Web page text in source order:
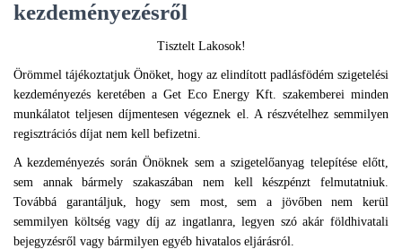
kezdeményezésről
Tisztelt Lakosok!
Örömmel tájékoztatjuk Önöket, hogy az elindított padlásfödém szigetelési
kezdeményezés keretében a Get Eco Energy Kft. szakemberei minden
munkálatot teljesen díjmentesen végeznek el. A részvételhez semmilyen
regisztrációs díjat nem kell befizetni.
A kezdeményezés során Önöknek sem a szigetelőanyag telepítése előtt,
sem annak bármely szakaszában nem kell készpénzt felmutatniuk.
Továbbá garantáljuk, hogy sem most, sem a jövőben nem kerül
semmilyen költség vagy díj az ingatlanra, legyen szó akár földhivatali
bejegyzésről vagy bármilyen egyéb hivatalos eljárásról.